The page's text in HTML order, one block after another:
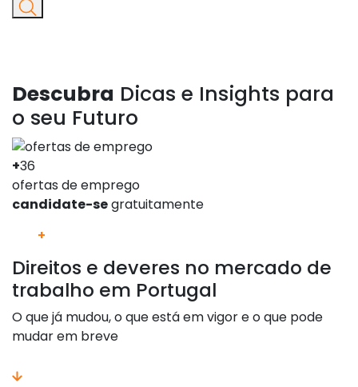
Descubra Dicas e Insights para
o seu Futuro
+36
ofertas de emprego
candidate-segratuitamente
+
Direitos e deveres no mercado de
trabalho em Portugal
O que já mudou, o que está em vigor e o que pode
mudar em breve